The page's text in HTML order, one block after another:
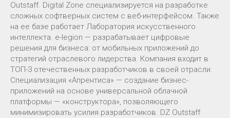
Outstaff. Digital Zone специализируется на разработке
сложных софтверных систем с веб-интерфейсом. Также
на ее базе работает Лаборатория искусственного
интеллекта. e-legion — разрабатывает цифровые
решения для бизнеса: от мобильных приложений до
стратегий отраслевого лидерства. Компания входит в
ТОП-3 отечественных разработчиков в своей отрасли.
Специализация «Апрентиса» — создание бизнес-
приложений на основе универсальной облачной
платформы — «конструктора», позволяющего
минимизировать усилия разработчиков. DZ Outstaff